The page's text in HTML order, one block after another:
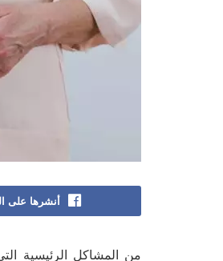
أنشرها على